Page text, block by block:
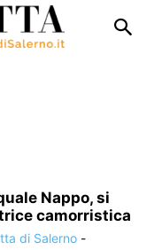
Nappo, si
camorristica
di Salerno -